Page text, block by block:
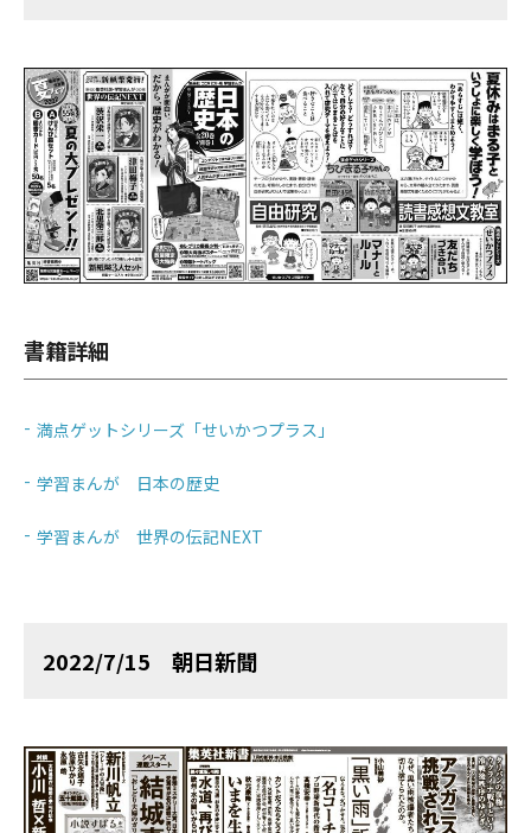
書籍詳細
満点ゲットシリーズ「せいかつプラス」
学習まんが 日本の歴史
学習まんが 世界の伝記NEXT
2022/7/15 朝日新聞